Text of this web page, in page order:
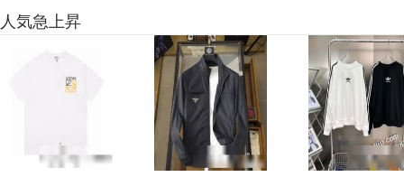
人気急上昇